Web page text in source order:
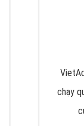
chạy